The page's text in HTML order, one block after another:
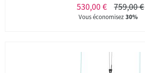
530,00 € 759,00 €
Vous économisez30%